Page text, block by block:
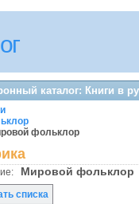
каталог: Книги в
фольклор
Мировой
списка